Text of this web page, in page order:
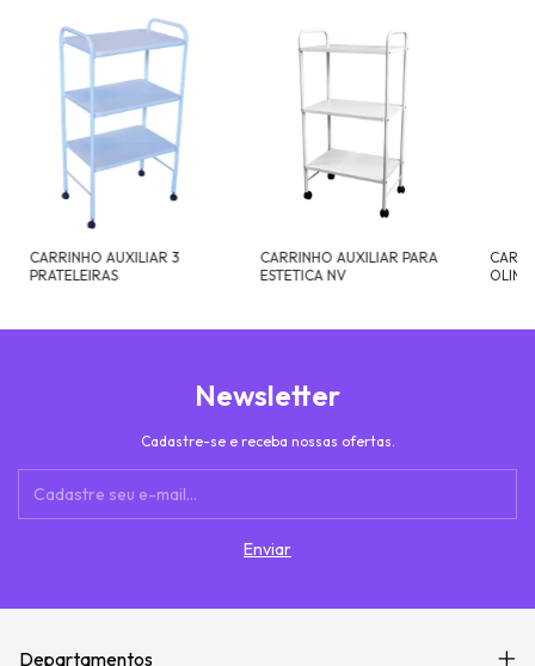
CARRINHO AUXILIAR 3
PRATELEIRAS
CARRINHO AUXILIAR PARA
ESTETICA NV
Newsletter
Cadastre-se e receba nossas ofertas.
Departamentos